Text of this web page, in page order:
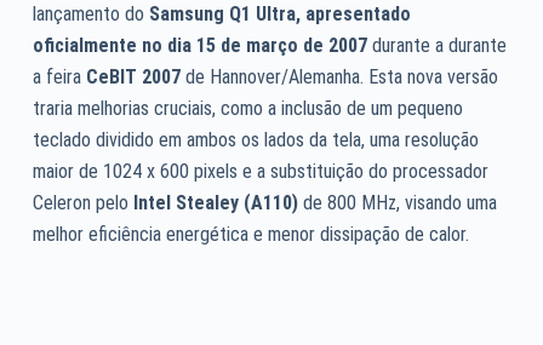
lançamento do Samsung Q1 Ultra, apresentado
oficialmente no dia 15 de março de 2007 durante a durante
a feira CeBIT 2007de Hannover/Alemanha. Esta nova versão
traria melhorias cruciais, como a inclusão de um pequeno
teclado dividido em ambos os lados da tela, uma resolução
maior de 1024 x 600 pixels e a substituição do processador
Celeron pelo Intel Stealey (A110)de 800 MHz, visando uma
melhor eficiência energética e menor dissipação de calor.